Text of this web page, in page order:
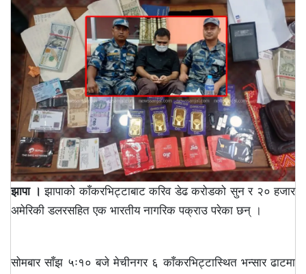
झापा । झापाको काँकरभिट्टाबाट करिव डेढ करोडको सुन र २० हजार
अमेरिकी डलरसहित एक भारतीय नागरिक पक्राउ परेका छन् ।
सोमबार साँझ ५ः१० बजे मेचीनगर ६ काँकरभिट्टास्थित भन्सार ढाटमा